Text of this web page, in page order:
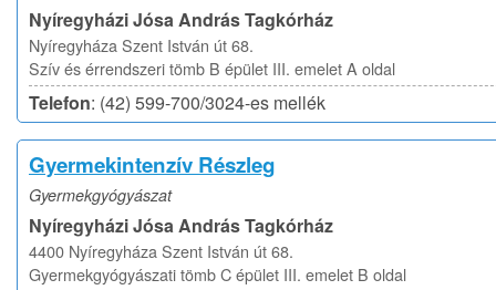
Nyíregyházi Jósa András Tagkórház
Nyíregyháza Szent István út 68.
Szív és érrendszeri tömb B épület III. emelet A oldal
Telefon: (42) 599-700/3024-es mellék
Gyermekintenzív Részleg
Gyermekgyógyászat
Nyíregyházi Jósa András Tagkórház
4400 Nyíregyháza Szent István út 68.
Gyermekgyógyászati tömb C épület III. emelet B oldal